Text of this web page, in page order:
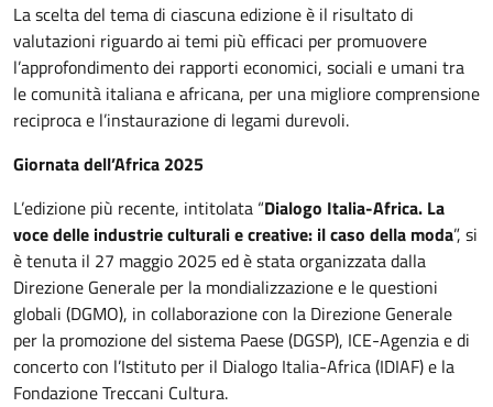
La scelta del tema di ciascuna edizione è il risultato di
valutazioni riguardo ai temi più efficaci per promuovere
l’approfondimento dei rapporti economici, sociali e umani tra
le comunità italiana e africana, per una migliore comprensione
reciproca e l’instaurazione di legami durevoli.
Giornata dell’Africa 2025
L’edizione più recente, intitolata “Dialogo Italia-Africa. La
voce delle industrie culturali e creative: il caso della moda”, si
è tenuta il 27 maggio 2025 ed è stata organizzata dalla
Direzione Generale per la mondializzazione e le questioni
globali (DGMO), in collaborazione con la Direzione Generale
per la promozione del sistema Paese (DGSP), ICE-Agenzia e di
concerto con l’Istituto per il Dialogo Italia-Africa (IDIAF) e la
Fondazione Treccani Cultura.